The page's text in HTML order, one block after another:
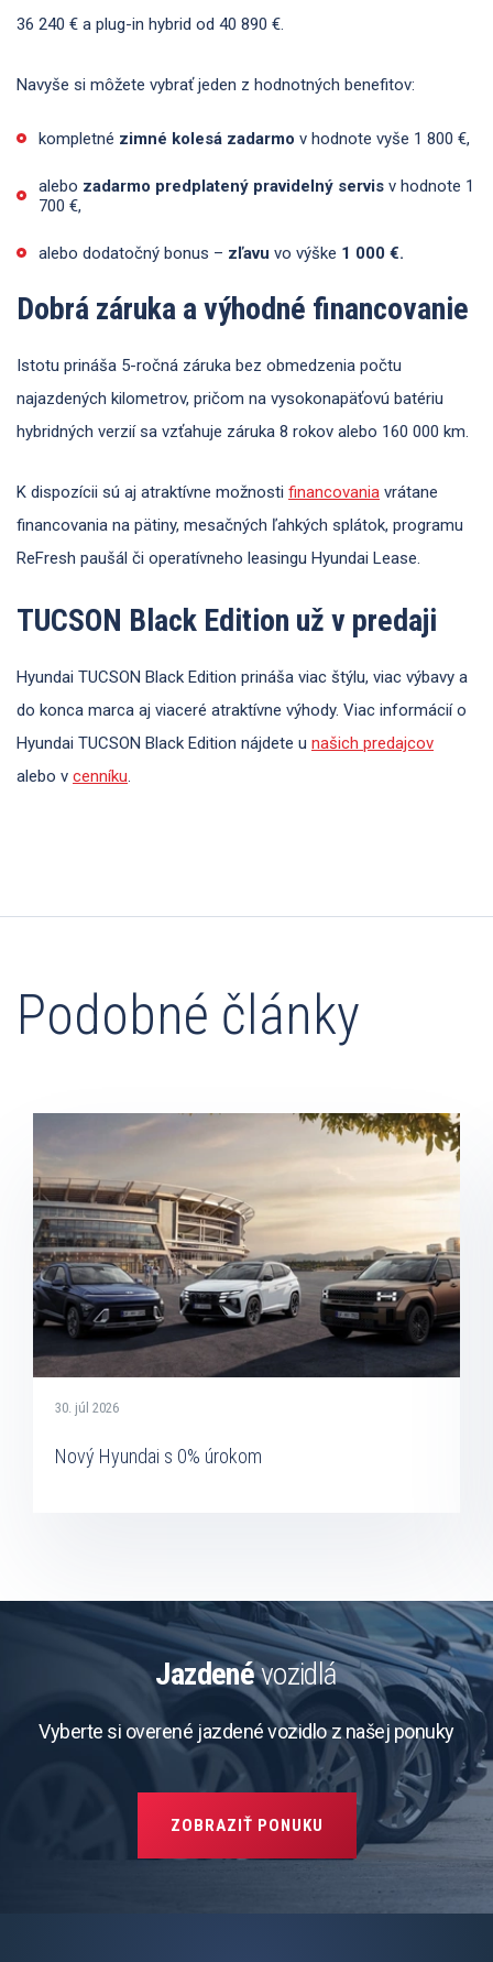
36 240 € a plug-in hybrid od 40 890 €.
Navyše si môžete vybrať jeden z hodnotných benefitov:
kompletné zimné kolesá zadarmo v hodnote vyše 1 800 €,
alebo zadarmo predplatený pravidelný servis v hodnote 1
700 €,
alebo dodatočný bonus – zľavu vo výške 1 000 €.
Dobrá záruka a výhodné financovanie
Istotu prináša 5-ročná záruka bez obmedzenia počtu
najazdených kilometrov, pričom na vysokonapäťovú batériu
hybridných verzií sa vzťahuje záruka 8 rokov alebo 160 000 km.
K dispozícii sú aj atraktívne možnosti financovania vrátane
financovania na pätiny, mesačných ľahkých splátok, programu
ReFresh paušál či operatívneho leasingu Hyundai Lease.
TUCSON Black Edition už v predaji
Hyundai TUCSON Black Edition prináša viac štýlu, viac výbavy a
do konca marca aj viaceré atraktívne výhody. Viac informácií o
Hyundai TUCSON Black Edition nájdete u našich predajcov
alebo v cenníku.
Podobné články
30. júl 2026
Nový Hyundai s 0% úrokom
Jazdenévozidlá
Vyberte si overené jazdené vozidlo z našej ponuky
ZOBRAZIŤ PONUKU